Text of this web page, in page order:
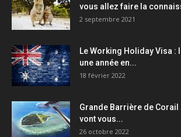
vous allez faire la
2 septembre 2021
Le Working Holiday Visa :
une année en...
18 février 2022
Grande Barrière de Corail
vont vous...
26 octobre 2022